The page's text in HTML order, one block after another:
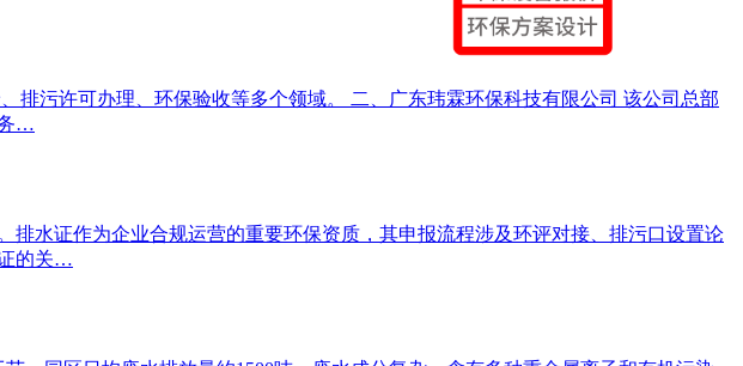
污许可办理、环保验收等多个领域。 二、广东玮霖环保科技有限公司 该公司总部
…
水证作为企业合规运营的重要环保资质，其申报流程涉及环评对接、排污口设置论
的关…